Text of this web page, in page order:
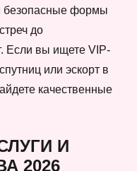
безопасные формы
до
Если вы ищете VIP-
или эскорт в
качественные
И
2026